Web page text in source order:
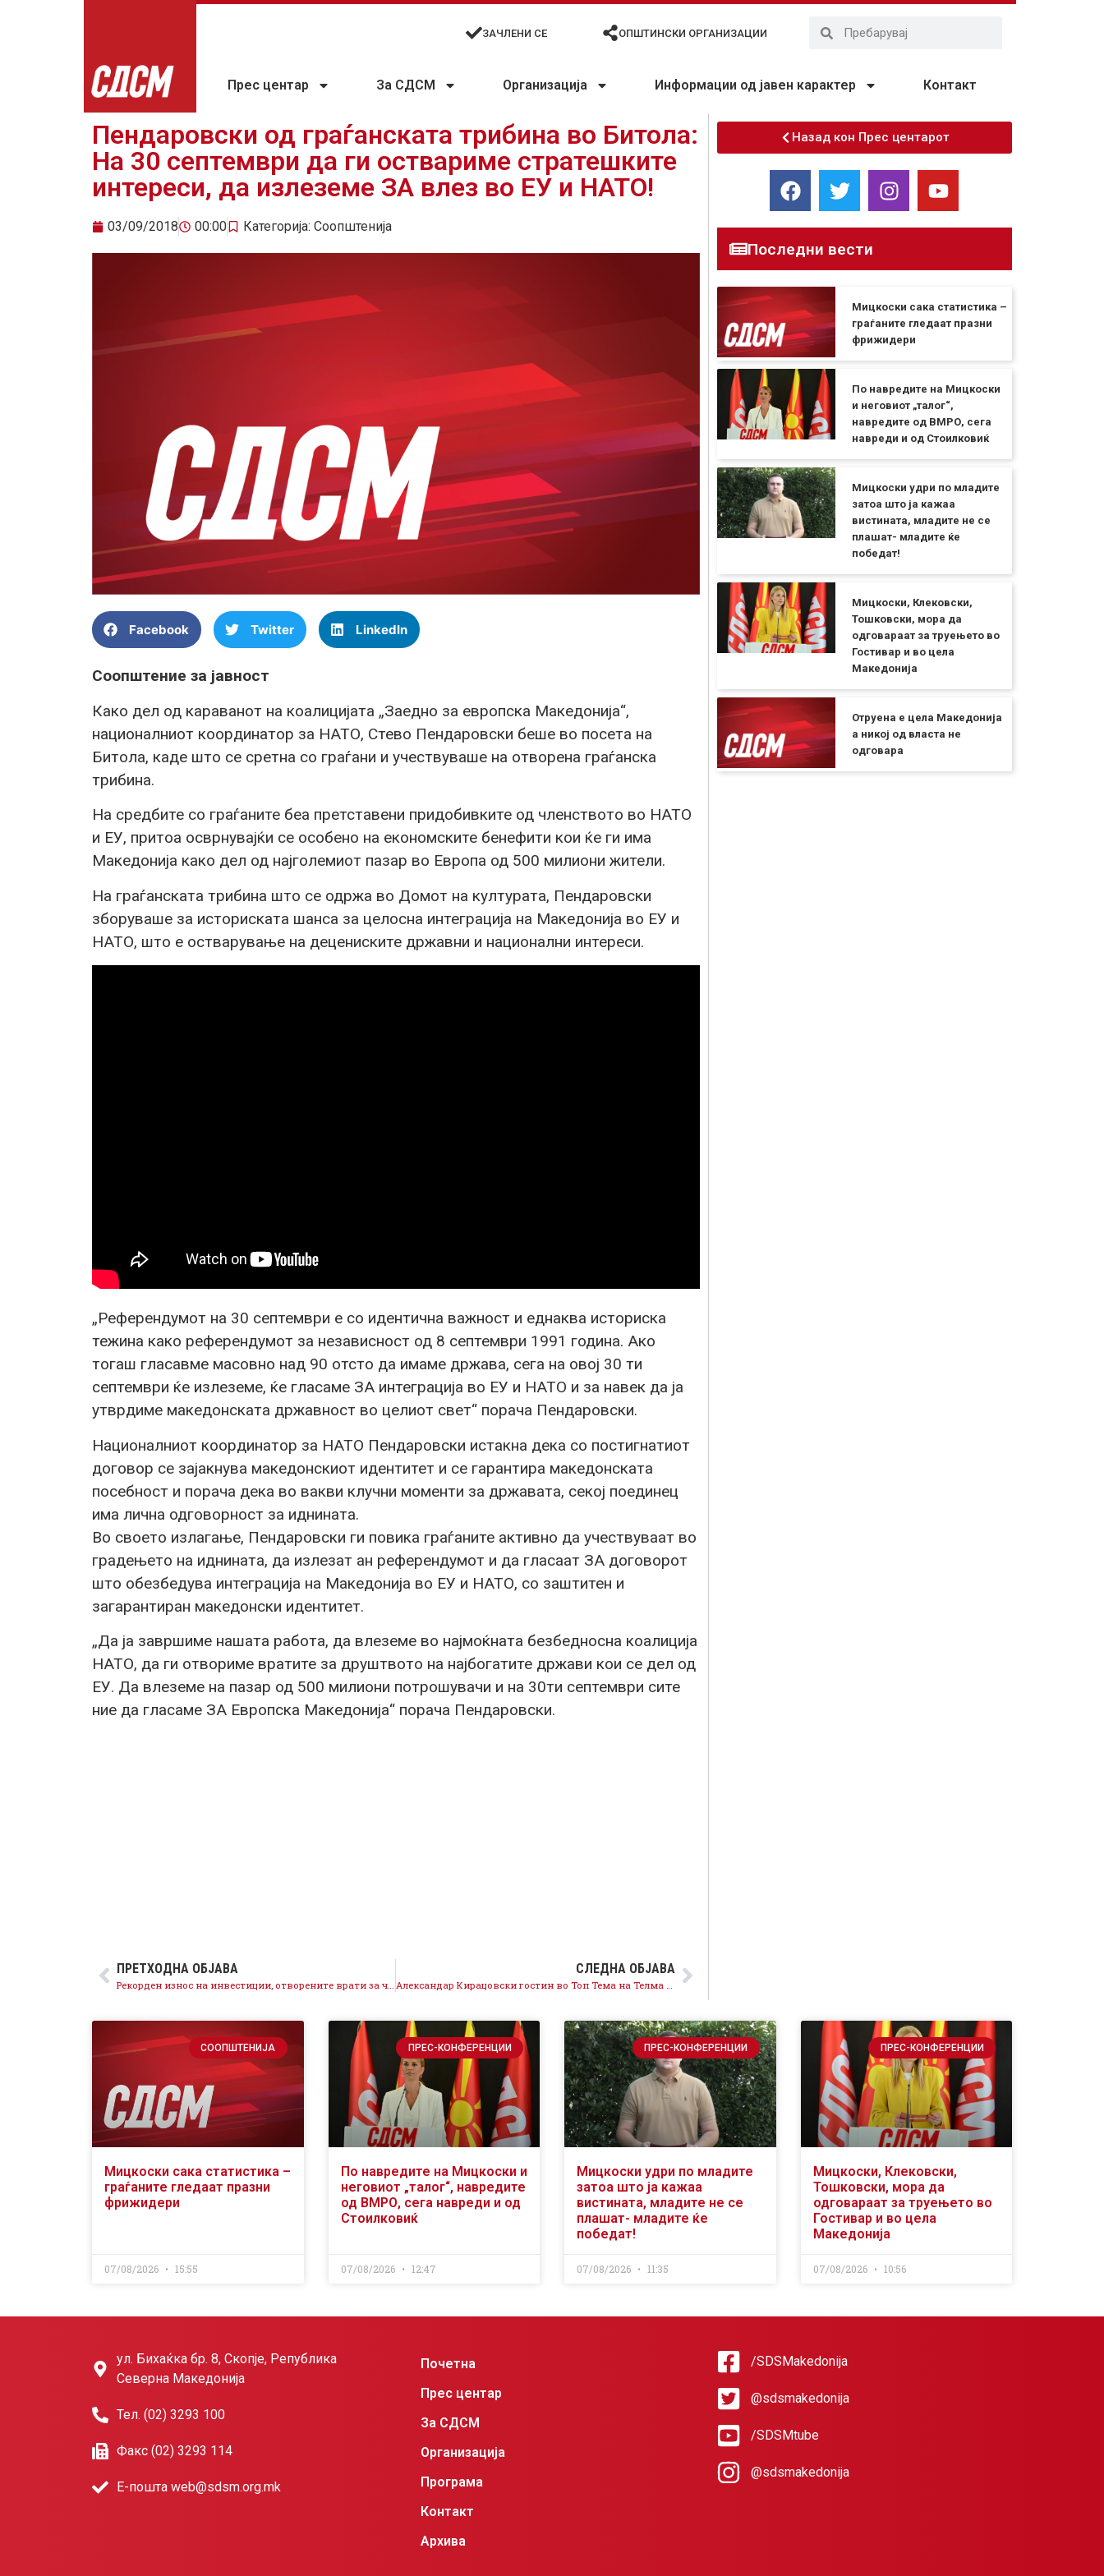
ЗАЧЛЕНИ СЕ ОПШТИНСКИ ОРГАНИЗАЦИИ
Прес центар За СДСМ Организација Информации од јавен карактер Контакт
Пендаровски од граѓанската трибина во Битола:
На 30 септември да ги оствариме стратешките
интереси, да излеземе ЗА влез во ЕУ и НАТО!
03/09/2018 00:00 Категорија: Соопштенија
Facebook Twitter LinkedIn
Соопштение за јавност
Како дел од караванот на коалицијата „Заедно за европска Македонија“,
националниот координатор за НАТО, Стево Пендаровски беше во посета на
Битола, каде што се сретна со граѓани и учествуваше на отворена граѓанска
трибина.
На средбите со граѓаните беа претставени придобивките од членството во НАТО
и ЕУ, притоа осврнувајќи се особено на економските бенефити кои ќе ги има
Македонија како дел од најголемиот пазар во Европа од 500 милиони жители.
На граѓанската трибина што се одржа во Домот на културата, Пендаровски
зборуваше за историската шанса за целосна интеграција на Македонија во ЕУ и
НАТО, што е остварување на децениските државни и национални интереси.
„Референдумот на 30 септември е со идентична важност и еднаква историска
тежина како референдумот за независност од 8 септември 1991 година. Ако
тогаш гласавме масовно над 90 отсто да имаме држава, сега на овој 30 ти
септември ќе излеземе, ќе гласаме ЗА интеграција во ЕУ и НАТО и за навек да ја
утврдиме македонската државност во целиот свет“ порача Пендаровски.
Националниот координатор за НАТО Пендаровски истакна дека со постигнатиот
договор се зајакнува македонскиот идентитет и се гарантира македонската
посебност и порача дека во вакви клучни моменти за државата, секој поединец
има лична одговорност за иднината.
Во своето излагање, Пендаровски ги повика граѓаните активно да учествуваат во
градењето на иднината, да излезат ан референдумот и да гласаат ЗА договорот
што обезбедува интеграција на Македонија во ЕУ и НАТО, со заштитен и
загарантиран македонски идентитет.
„Да ја завршиме нашата работа, да влеземе во најмоќната безбедносна коалиција
НАТО, да ги отвориме вратите за друштвото на најбогатите држави кои се дел од
ЕУ. Да влеземе на пазар од 500 милиони потрошувачи и на 30ти септември сите
ние да гласаме ЗА Европска Македонија“ порача Пендаровски.
ПРЕТХОДНА ОБЈАВА СЛЕДНА ОБЈАВА
Назад кон Прес центарот
Последни вести
Мицкоски сака статистика –
граѓаните гледаат празни
фрижидери
По навредите на Мицкоски
и неговиот „талог“,
навредите од ВМРО, сега
навреди и од Стоилковиќ
Мицкоски удри по младите
затоа што ја кажаа
вистината, младите не се
плашат- младите ќе
победат!
Мицкоски, Клековски,
Тошковски, мора да
одговараат за труењето во
Гостивар и во цела
Македонија
Отруена е цела Македонија
а никој од власта не
одговара
СООПШТЕНИЈА
Мицкоски сака статистика –
граѓаните гледаат празни
фрижидери
07/08/2026 15:55
ПРЕС-КОНФЕРЕНЦИИ
По навредите на Мицкоски и
неговиот „талог“, навредите
од ВМРО, сега навреди и од
Стоилковиќ
07/08/2026 12:47
ПРЕС-КОНФЕРЕНЦИИ
Мицкоски удри по младите
затоа што ја кажаа
вистината, младите не се
плашат- младите ќе
победат!
07/08/2026 11:35
ПРЕС-КОНФЕРЕНЦИИ
Мицкоски, Клековски,
Тошковски, мора да
одговараат за труењето во
Гостивар и во цела
Македонија
07/08/2026 10:56
ул. Бихаќка бр. 8, Скопје, Република
Северна Македонија
Тел. (02) 3293 100
Факс (02) 3293 114
Е-пошта web@sdsm.org.mk
Почетна
Прес центар
За СДСМ
Организација
Програма
Контакт
Архива
/SDSMakedonija
@sdsmakedonija
/SDSMtube
@sdsmakedonija